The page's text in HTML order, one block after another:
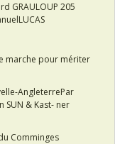
GRAULOUP 205
marche pour mériter
AngleterrePar
SUN & Kast- ner
Comminges